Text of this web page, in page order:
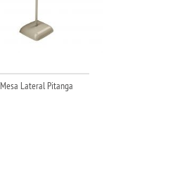
Mesa Lateral Pitanga